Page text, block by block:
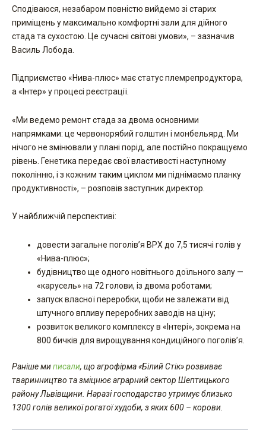
Сподіваюся, незабаром повністю вийдемо зі старих
приміщень у максимально комфортні зали для дійного
стада та сухостою. Це сучасні світові умови», – зазначив
Василь Лобода.
Підприємство «Нива-плюс» має статус племрепродуктора,
а «Інтер» у процесі реєстрації.
«Ми ведемо ремонт стада за двома основними
напрямками: це червонорябий голштин і монбельярд. Ми
нічого не змінювали у плані порід, але постійно покращуємо
рівень. Генетика передає свої властивості наступному
поколінню, і з кожним таким циклом ми піднімаємо планку
продуктивності», – розповів заступник директор.
У найближчій перспективі:
довести загальне поголів’я ВРХ до 7,5 тисячі голів у
«Нива-плюс»;
будівництво ще одного новітнього доїльного залу —
«карусель» на 72 голови, із двома роботами;
запуск власної переробки, щоби не залежати від
штучного впливу переробних заводів на ціну;
розвиток великого комплексу в «Інтері», зокрема на
800 бичків для вирощування кондиційного поголів’я.
Раніше миписали, що агрофірма «Білий Стік» розвиває
тваринництво та зміцнює аграрний сектор Шептицького
району Львівщини. Наразі господарство утримує близько
1300 голів великої рогатої худоби, з яких 600 – корови.